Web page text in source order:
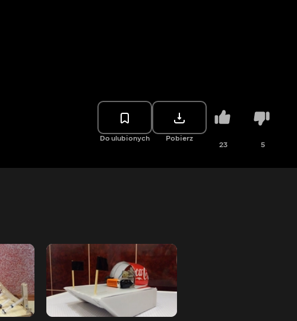
Do ulubionych Pobierz
23 5